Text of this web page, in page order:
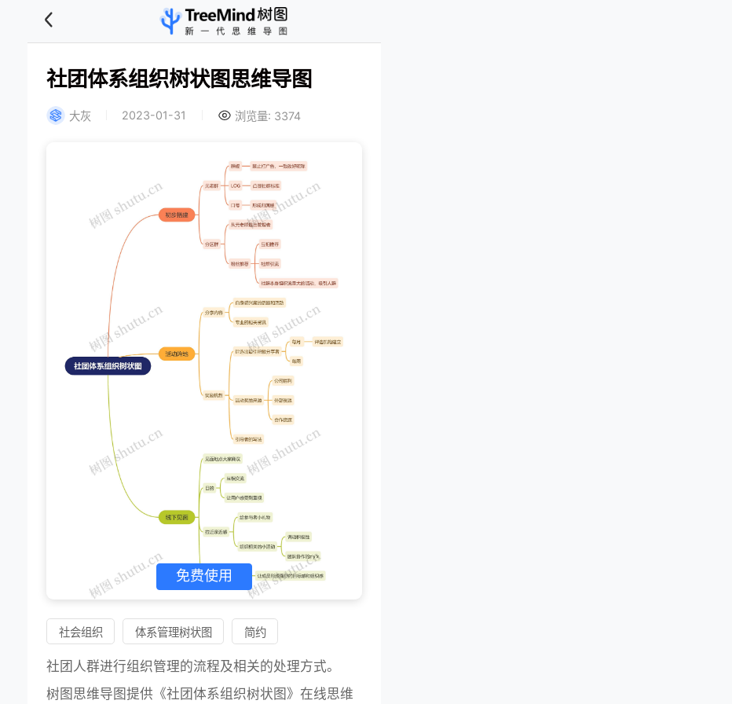
社团体系组织树状图思维导图
大灰 2023-01-31 浏览量: 3374
免费使用
社会组织 体系管理树状图 简约
社团人群进行组织管理的流程及相关的处理方式。
树图思维导图提供《社团体系组织树状图》在线思维